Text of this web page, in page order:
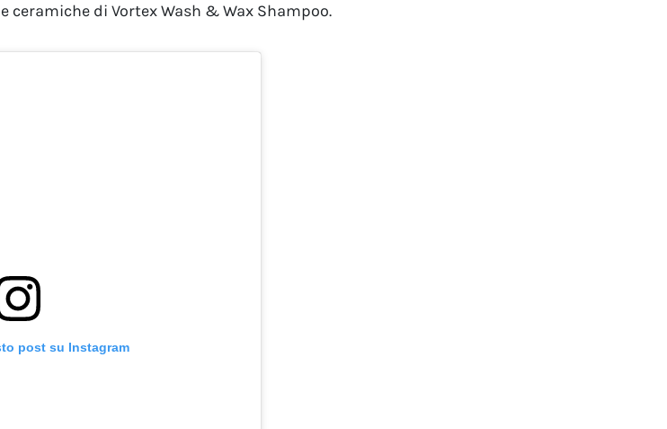
di Vortex Wash & Wax Shampoo.
post su Instagram